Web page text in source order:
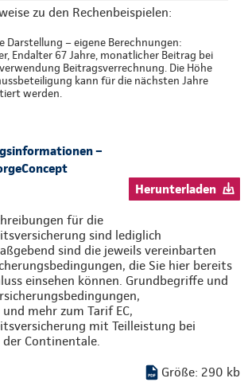
zu den Rechenbeispielen:
Darstellung – eigene Berechnungen:
Endalter 67 Jahre, monatlicher Beitrag bei
Beitragsverrechnung. Die Höhe
kann für die nächsten Jahre
werden.
–
Herunterladen
für die
sind lediglich
sind die jeweils vereinbarten
die Sie hier bereits
einsehen können. Grundbegriffe und
mehr zum Tarif EC,
mit Teilleistung bei
Continentale.
Größe: 290 kb